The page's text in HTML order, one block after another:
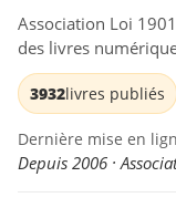
Association Loi
des livres
3932livres publiés
Dernière mise en
Depuis 2006 ·